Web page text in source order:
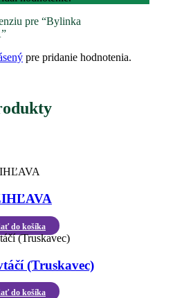
pre “Bylinka
pre pridanie hodnotenia.
do košíka
(Truskavec)
do košíka